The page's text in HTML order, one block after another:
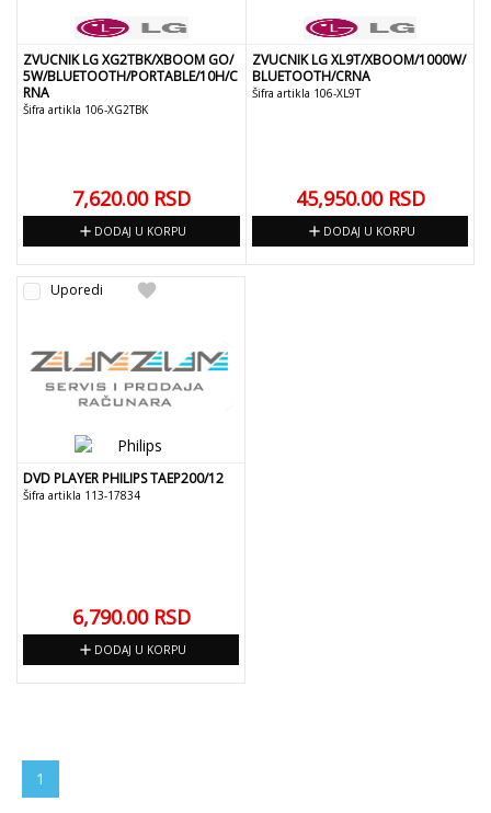
ZVUCNIK LG XG2TBK/XBOOM GO/
5W/BLUETOOTH/PORTABLE/10H/C
RNA
Šifra artikla 106-XG2TBK
7,620.00 RSD
add DODAJ U KORPU
ZVUCNIK LG XL9T/XBOOM/1000W/
BLUETOOTH/CRNA
Šifra artikla 106-XL9T
45,950.00 RSD
add DODAJ U KORPU
favorite
Uporedi
DVD PLAYER PHILIPS TAEP200/12
Šifra artikla 113-17834
6,790.00 RSD
add DODAJ U KORPU
1